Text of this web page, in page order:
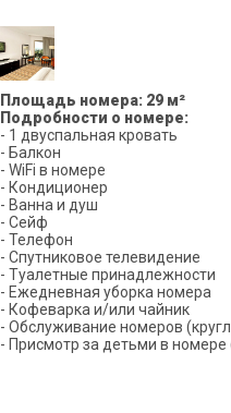
Площадь номера: 29 м²
Подробности о номере:
- 1 двуспальная кровать
- Балкон
- WiFi в номере
- Кондиционер
- Ванна и душ
- Сейф
- Телефон
- Спутниковое телевидение
- Туалетные принадлежности
- Ежедневная уборка номера
- Кофеварка и/или чайник
- Обслуживание номеров
- Присмотр за детьми в номере